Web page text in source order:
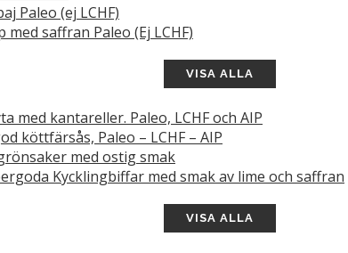
Paleo (ej LCHF)
med saffran Paleo (Ej LCHF)
VISA ALLA
med kantareller. Paleo, LCHF och AIP
köttfärsås, Paleo – LCHF – AIP
med ostig smak
Kycklingbiffar med smak av lime och saffran
VISA ALLA